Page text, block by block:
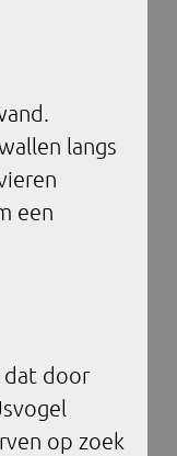
langs
een
dat door
op zoek